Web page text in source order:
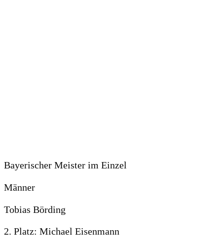
Bayerischer Meister im Einzel
Männer
Tobias Börding
2. Platz: Michael Eisenmann